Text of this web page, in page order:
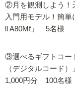
②月を観測しよう！
入門用モデル！簡
ll A80Mf」 5名様
③選べるギフトコー
（デジタルコード
1,000円分 100名様